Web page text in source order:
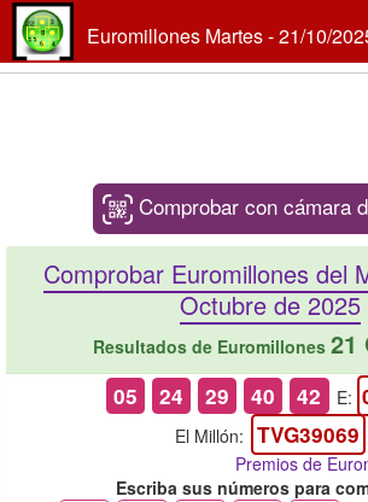
Euromillones Martes - 21/10/
Comprobar con cámara
Comprobar Euromillones del
Octubre de 2025
Resultados de Euromillones 21
05 24 29 40 42 E:
El Millón: TVG39069
Premios de
Escriba sus números para